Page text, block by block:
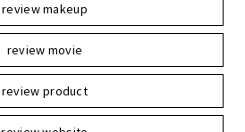
review makeup
review movie
review product